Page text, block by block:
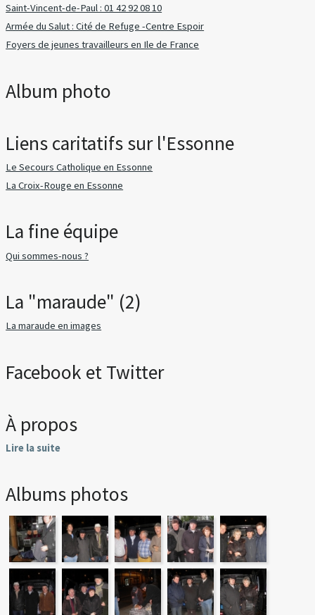
Saint-Vincent-de-Paul : 01 42 92 08 10
Armée du Salut : Cité de Refuge -Centre Espoir
Foyers de jeunes travailleurs en Ile de France
Album photo
Liens caritatifs sur l'Essonne
Le Secours Catholique en Essonne
La Croix-Rouge en Essonne
La fine équipe
Qui sommes-nous ?
La "maraude" (2)
La maraude en images
Facebook et Twitter
À propos
Lire la suite
Albums photos